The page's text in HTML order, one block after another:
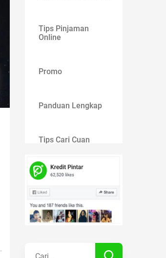
Tips Pinjaman
Online
Promo
Panduan Lengkap
Tips Cari Cuan
Gaya Hidup
Kisah Sukses